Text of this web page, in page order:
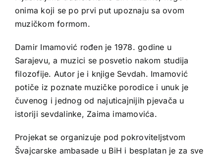
onima koji se po prvi put upoznaju sa ovom
muzičkom formom.
Damir Imamović rođen je 1978. godine u
Sarajevu, a muzici se posvetio nakom studija
filozofije. Autor je i knjige Sevdah. Imamović
potiče iz poznate muzičke porodice i unuk je
čuvenog i jednog od najuticajnijih pjevača u
istoriji sevdalinke, Zaima imamovića.
Projekat se organizuje pod pokroviteljstvom
Švajcarske ambasade u BiH i besplatan je za sve